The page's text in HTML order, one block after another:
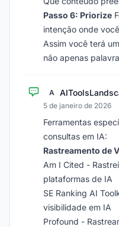
Passo 6: Priorize
intenção onde
Assim você terá
não apenas
A
5 de janeiro de 2026
Ferramentas
consultas em IA:
Rastreamento de
Am I Cited -
plataformas de IA
SE Ranking AI
visibilidade em IA
Profound -